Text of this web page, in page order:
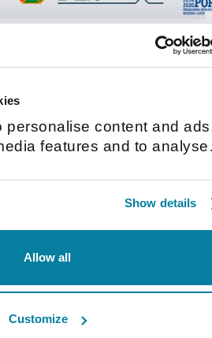
personalise content and
features and to analyse
our social media,
who may combine it with
Show details
Allow all
Customize